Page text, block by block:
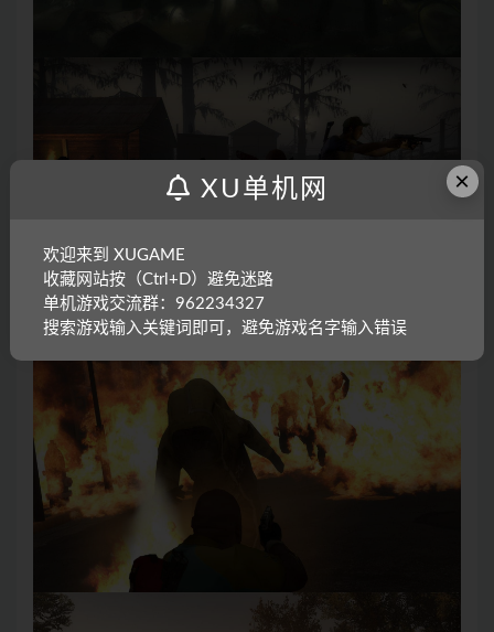
×
XU单机网
欢迎来到 XUGAME
收藏网站按（Ctrl+D）避免迷路
单机游戏交流群：962234327
搜索游戏输入关键词即可，避免游戏名字输入错误